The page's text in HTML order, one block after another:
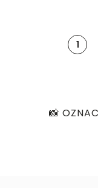
1
📸